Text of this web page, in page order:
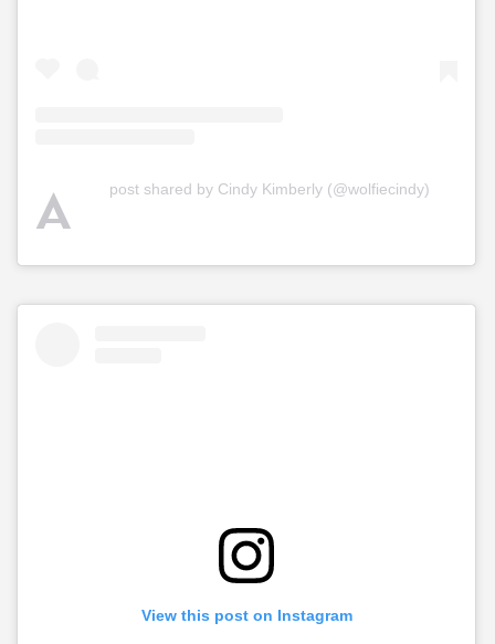
A post shared by Cindy Kimberly (@wolfiecindy)
View this post on Instagram